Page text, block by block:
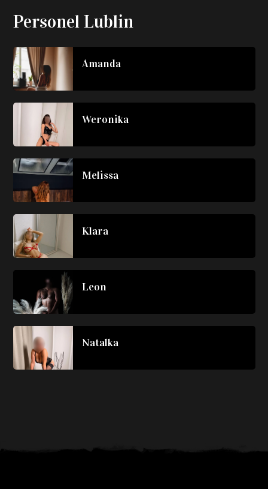
Personel Lublin
Amanda
Weronika
Melissa
Klara
Leon
Natalka